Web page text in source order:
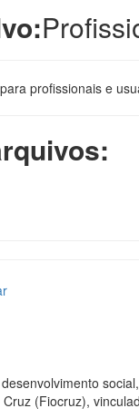
profissionais e
(Fiocruz),